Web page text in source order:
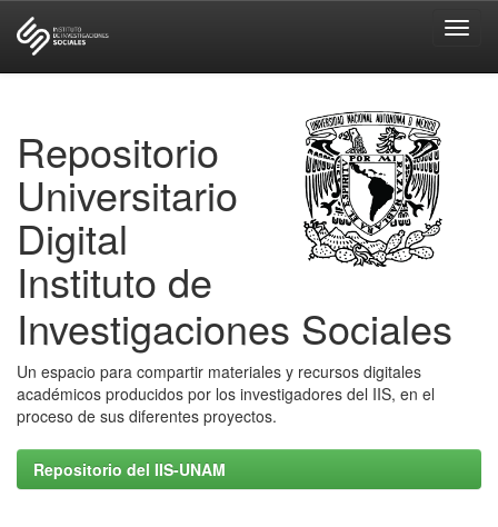
Repositorio
Universitario
Digital
Instituto de
Investigaciones Sociales
Un espacio para compartir materiales y recursos digitales
académicos producidos por los investigadores del IIS, en el
proceso de sus diferentes proyectos.
Repositorio del IIS-UNAM